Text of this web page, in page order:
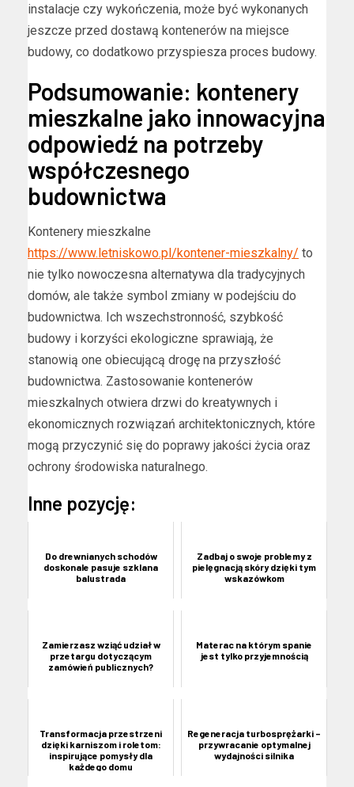
instalacje czy wykończenia, może być wykonanych
jeszcze przed dostawą kontenerów na miejsce
budowy, co dodatkowo przyspiesza proces budowy.
Podsumowanie: kontenery
mieszkalne jako innowacyjna
odpowiedź na potrzeby
współczesnego
budownictwa
Kontenery mieszkalne
https://www.letniskowo.pl/kontener-mieszkalny/ to
nie tylko nowoczesna alternatywa dla tradycyjnych
domów, ale także symbol zmiany w podejściu do
budownictwa. Ich wszechstronność, szybkość
budowy i korzyści ekologiczne sprawiają, że
stanowią one obiecującą drogę na przyszłość
budownictwa. Zastosowanie kontenerów
mieszkalnych otwiera drzwi do kreatywnych i
ekonomicznych rozwiązań architektonicznych, które
mogą przyczynić się do poprawy jakości życia oraz
ochrony środowiska naturalnego.
Inne pozycję:
Do drewnianych schodów
doskonale pasuje szklana
balustrada
Zadbaj o swoje problemy z
pielęgnacją skóry dzięki tym
wskazówkom
Zamierzasz wziąć udział w
przetargu dotyczącym
zamówień publicznych?
Materac na którym spanie
jest tylko przyjemnością
Transformacja przestrzeni
dzięki karniszom i roletom:
inspirujące pomysły dla
każdego domu
Regeneracja turbosprężarki –
przywracanie optymalnej
wydajności silnika